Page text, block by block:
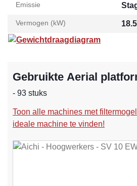
Emissie
Vermogen (kW)
Gewichtdraagdiagram
Gebruikte Aerial
- 93 stuks
Toon alle machines met
ideale machine te vinden!